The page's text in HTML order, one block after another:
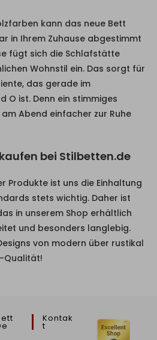
kann das neue Bett
in Ihrem Zuhause abgestimmt
fügt sich die Schlafstätte
Wohnstil ein. Das sorgt für
das gerade im
O ist. Denn ein stimmiges
Abend einfacher zur Ruhe
bei Stilbetten.de
Produkte ist uns die Einhaltung
stets wichtig. Daher ist
in unserem Shop erhältlich
und besonders langlebig.
von modern über rustikal
Qualität!
Kontak
T